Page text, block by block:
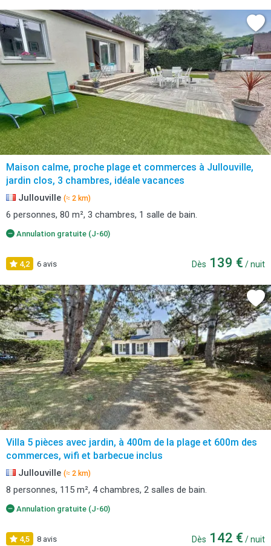
Maison calme, proche plage et commerces à Jullouville,
jardin clos, 3 chambres, idéale vacances
Jullouville (≈ 2 km)
6 personnes, 80 m², 3 chambres, 1 salle de bain.
Annulation gratuite (J-60)
4,2 6 avis Dès 139 € / nuit
Villa 5 pièces avec jardin, à 400m de la plage et 600m des
commerces, wifi et barbecue inclus
Jullouville (≈ 2 km)
8 personnes, 115 m², 4 chambres, 2 salles de bain.
Annulation gratuite (J-60)
4,5 8 avis Dès 142 € / nuit